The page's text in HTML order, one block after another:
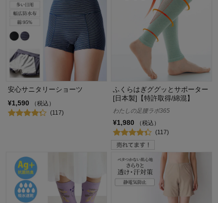
安心サニタリーショーツ
¥1,590
（税込）
(117)
ふくらはぎググッとサポーター
[日本製]【特許取得/綿混】
わたしの足腰ラボ365
¥1,980
（税込）
(117)